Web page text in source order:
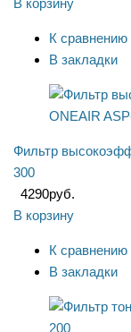
В корзину
К сравнению
В закладки
Фильтр
300
4290руб.
В корзину
К сравнению
В закладки